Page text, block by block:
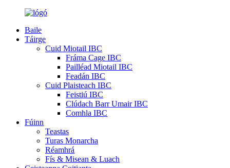
Baile
Táirge
Cuid Miotail IBC
Fráma Cage IBC
Pailléad Miotail IBC
Feadán IBC
Cuid Plaisteach IBC
Feistiú IBC
Clúdach Barr Umair IBC
Comhla IBC
Fúinn
Teastas
Turas Monarcha
Réamhrá
Fís & Misean & Luach